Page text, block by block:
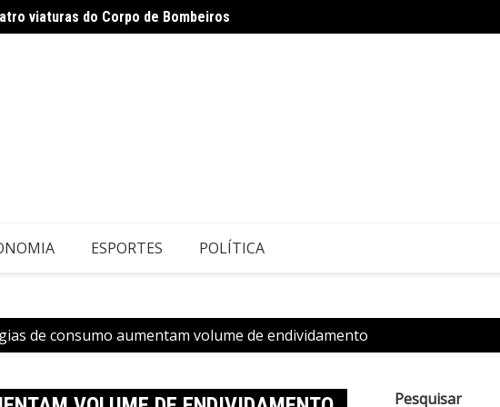
nos tribunais
26 de Setembro
ESPORTES POLÍTICA
de consumo aumentam volume de endividamento
Pesquisar